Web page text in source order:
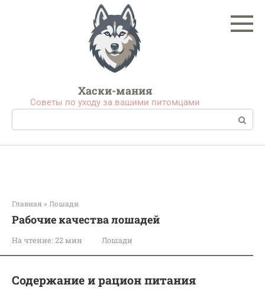
Хаски-мания
Советы по уходу за вашими питомцами
Поиск:
Главная » Лошади
Рабочие качества лошадей
На чтение: 22 мин Лошади
Содержание и рацион питания